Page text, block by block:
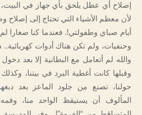
إصلاح أي عطل يلحق بأي جهاز في
لأن معظم الأشياء التي تحتاج إلى إصلاح
أيام صباي وطفولتي!. فعندما كنا صغارا
وحنفيات، ولم تكن هناك أدوات
والله لم أتعامل مع البطانية إلا بعد
وقبلها كانت أغطية البرد في بيتنا،
حولنا، تصنع من جلود الماعز بعد
المألوف أن يستيقظ الواحد منا،